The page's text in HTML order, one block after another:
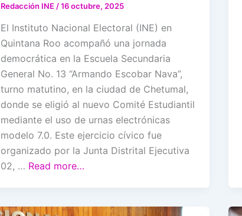
Redacción INE /16 octubre, 2025
El Instituto Nacional Electoral (INE) en
Quintana Roo acompañó una jornada
democrática en la Escuela Secundaria
General No. 13 “Armando Escobar Nava”,
turno matutino, en la ciudad de Chetumal,
donde se eligió al nuevo Comité Estudiantil
mediante el uso de urnas electrónicas
modelo 7.0. Este ejercicio cívico fue
organizado por la Junta Distrital Ejecutiva
02, … Read more…